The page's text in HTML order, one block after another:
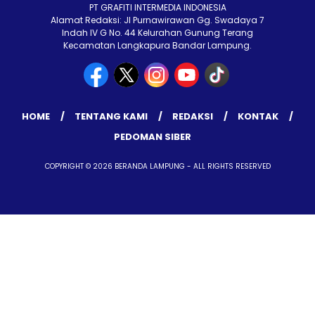
PT GRAFITI INTERMEDIA INDONESIA
Alamat Redaksi: Jl Purnawirawan Gg. Swadaya 7
Indah IV G No. 44 Kelurahan Gunung Terang
Kecamatan Langkapura Bandar Lampung.
HOME TENTANG KAMI REDAKSI
KONTAK
PEDOMAN SIBER
COPYRIGHT © 2026 BERANDA LAMPUNG - ALL RIGHTS RESERVED